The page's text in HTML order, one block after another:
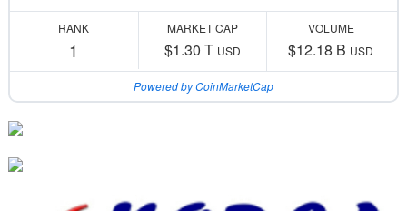
RANK
1
MARKET CAP
$1.30 T USD
VOLUME
$12.18 B USD
Powered by CoinMarketCap